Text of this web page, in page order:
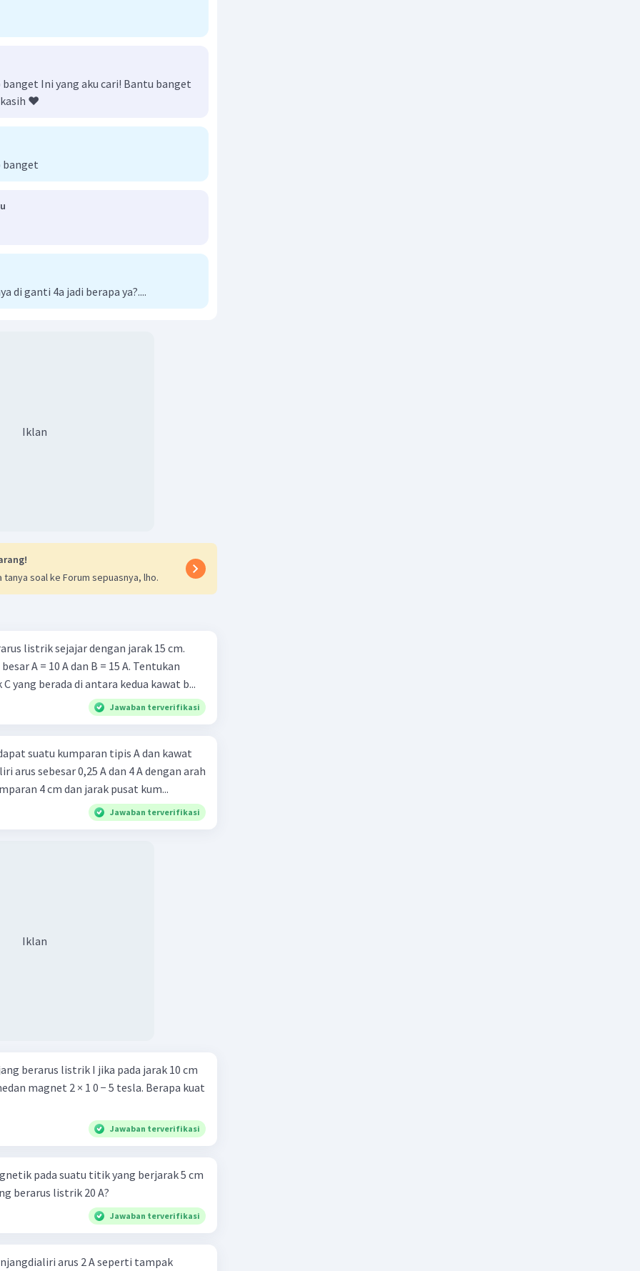
Ini yang aku cari! Bantu banget
❤️
banget
di ganti 4a jadi berapa ya?....
Iklan
tanya soal ke Forum sepuasnya, lho.
listrik sejajar dengan jarak 15 cm.
A = 10 A dan B = 15 A. Tentukan
yang berada di antara kedua kawat b...
Jawaban terverifikasi
suatu kumparan tipis A dan kawat
arus sebesar 0,25 A dan 4 A dengan arah
4 cm dan jarak pusat kum...
Jawaban terverifikasi
Iklan
berarus listrik I jika pada jarak 10 cm
magnet 2 × 1 0 − 5 tesla. Berapa kuat
Jawaban terverifikasi
pada suatu titik yang berjarak 5 cm
berarus listrik 20 A?
Jawaban terverifikasi
arus 2 A seperti tampak